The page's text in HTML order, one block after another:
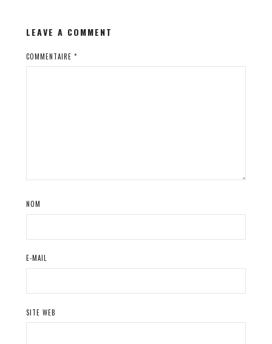
LEAVE A COMMENT
COMMENTAIRE *
NOM
E-MAIL
SITE WEB